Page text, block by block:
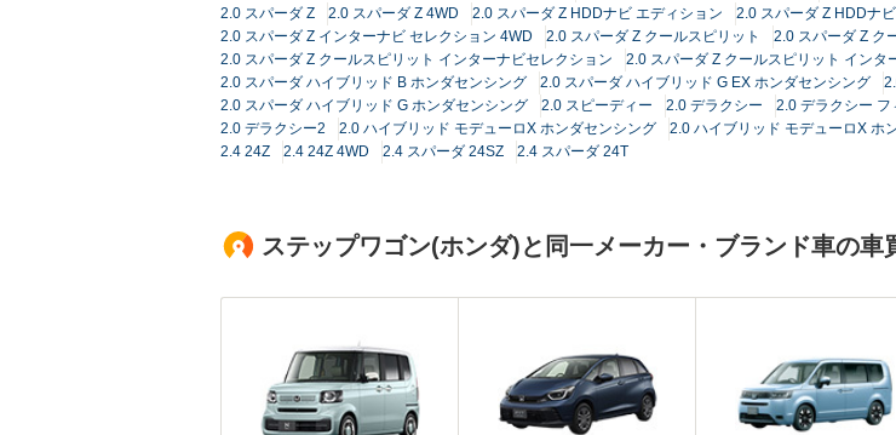
2.0 スパーダ Z
2.0 スパーダ Z 4WD 2.0 スパーダ Z HDDナビ エディション 2.0 スパーダ Z HDDナ
2.0 スパーダ Z インターナビ セレクション 4WD
2.0 スパーダ Z クールスピリット
2.0 スパーダ Z ク
2.0 スパーダ Z クールスピリット インターナビセレクション
2.0 スパーダ Z クールスピリット インタ
2.0 スパーダ ハイブリッド B ホンダセンシング
2.0 スパーダ ハイブリッド G EX ホンダセンシング
2.0 スパーダ ハイブリッド G ホンダセンシング
2.0 スピーディー 2.0 デラクシー 2.0 デラクシー フ
2.0 デラクシー2
2.0 ハイブリッド モデューロX ホンダセンシング 2.0 ハイブリッド モデューロX ホ
2.4 24Z
2.4 24Z 4WD 2.4 スパーダ 24SZ 2.4 スパーダ 24T
ステップワゴン(ホンダ)と同一メーカー・ブランド車の車